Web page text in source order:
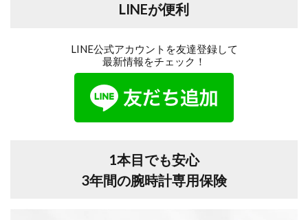
LINEが便利
LINE公式アカウントを友達登録して
最新情報をチェック！
1本目でも安心
3年間の腕時計専用保険